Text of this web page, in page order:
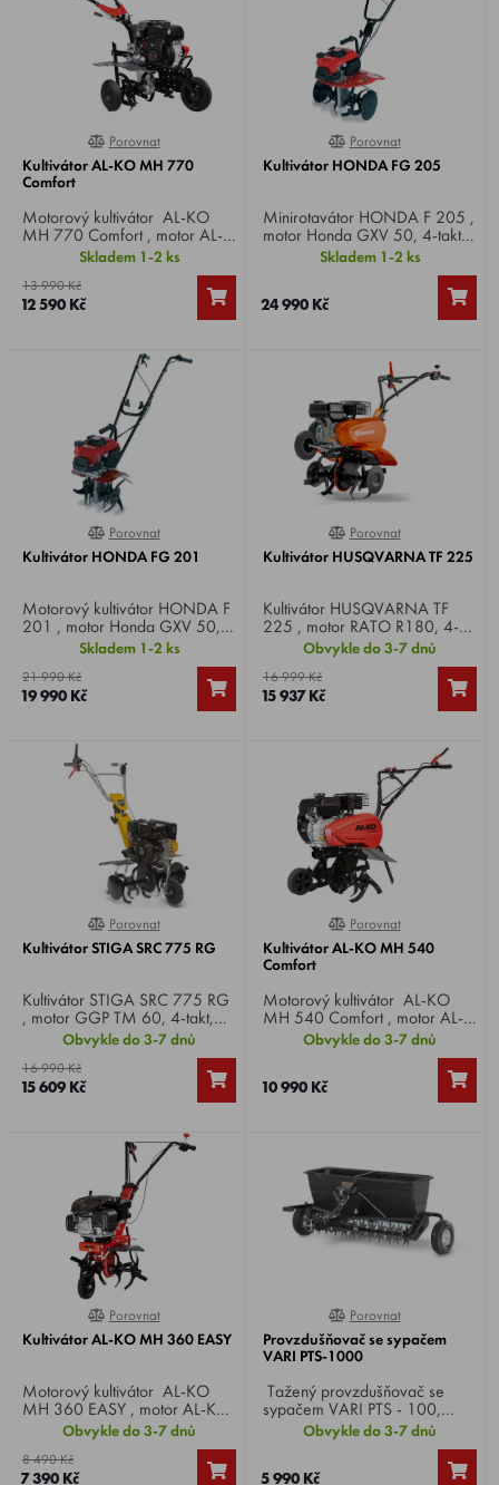
100%
Porovnat
Kultivátor AL-KO MH 770
Comfort
Motorový kultivátor AL-KO
MH 770 Comfort , motor AL-
KO 168 FB OHV, výkon 4,6
HP, záběr 77 cm, kypřící nože
3+3 ks, váha 67 kg.
Skladem 1-2 ks
13 990 Kč
12 590 Kč
0%
Porovnat
Kultivátor HONDA FG 205
Minirotavátor HONDA F 205 ,
motor Honda GXV 50, 4-takt,
výkon 2,5 HP, záběr 45 cm,
otáčky nožů 135/min, rychlost
Skladem 1-2 ks
24 990 Kč
100%
Porovnat
Kultivátor HONDA FG 201
Motorový kultivátor HONDA F
201 , motor Honda GXV 50,
4-takt, výkon 2,5 HP, záběr 30
cm, otáčky nožů 197/min,
rychlost 1 vpřed, váha 17 kg.
Skladem 1-2 ks
21 990 Kč
19 990 Kč
0%
Porovnat
Kultivátor HUSQVARNA TF 225
Kultivátor HUSQVARNA TF
225 , motor RATO R180, 4-
takt, výkon 6,0 HP, záběr 60
cm, kultivační nože 4 ks,
průměr 32,0 cm, rychlost 1
vpřed, 1 vzad, váha 46 kg.
Obvykle do 3-7 dnů
16 999 Kč
15 937 Kč
0%
Porovnat
Kultivátor STIGA SRC 775 RG
Kultivátor STIGA SRC 775 RG
, motor GGP TM 60, 4-takt,
výkon 5,5 HP, záběr 75 cm,
rychlosti 1 vpřed + 1 vzad,
hmotnost 53 kg.
Obvykle do 3-7 dnů
16 990 Kč
15 609 Kč
0%
Porovnat
Kultivátor AL-KO MH 540
Comfort
Motorový kultivátor AL-KO
MH 540 Comfort , motor AL-
KO 168 FB OHV, výkon 4,6
HP, záběr 54 cm, kypřící nože
Obvykle do 3-7 dnů
10 990 Kč
100%
Porovnat
Kultivátor AL-KO MH 360 EASY
Motorový kultivátor AL-KO
MH 360 EASY , motor AL-KO
PRO 140 OHV, výkon 3,6 HP,
záběr 35 cm, kultivační nože 4
ks, rychlost 1 vpřed, váha 34
kg.
Obvykle do 3-7 dnů
8 490 Kč
7 390 Kč
0%
Porovnat
Provzdušňovač se sypačem
VARI PTS-1000
Tažený provzdušňovač se
sypačem VARI PTS - 100,
provzdušňování a hnojení v
jednom kroku , šíře záběru
102 cm, kapacita sypače 80 l.
Obvykle do 3-7 dnů
5 990 Kč